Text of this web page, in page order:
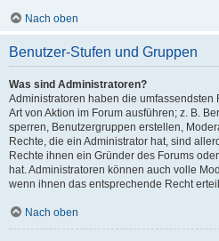
Nach oben
Benutzer-Stufen und Gruppen
Was sind Administratoren?
Administratoren haben die umfassendsten
Art von Aktion im Forum ausführen; z. B.
sperren, Benutzergruppen erstellen,
Rechte, die ein Administrator hat, sind
Rechte ihnen ein Gründer des Forums
hat. Administratoren können auch volle
wenn ihnen das entsprechende Recht
Nach oben